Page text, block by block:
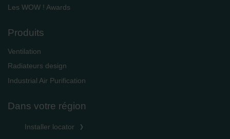
Les WOW ! Awards
Produits
Ventilation
Radiateurs design
Industrial Air Purification
Dans votre région
Installer locator